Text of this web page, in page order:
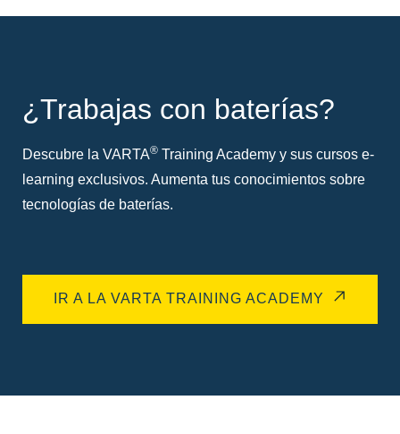
¿Trabajas con baterías?
Descubre la VARTA® Training Academy y sus cursos e-
learning exclusivos. Aumenta tus conocimientos sobre
tecnologías de baterías.
IR A LA VARTA TRAINING ACADEMY